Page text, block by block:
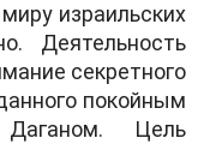
израильских
Деятельность
секретного
покойным
Цель